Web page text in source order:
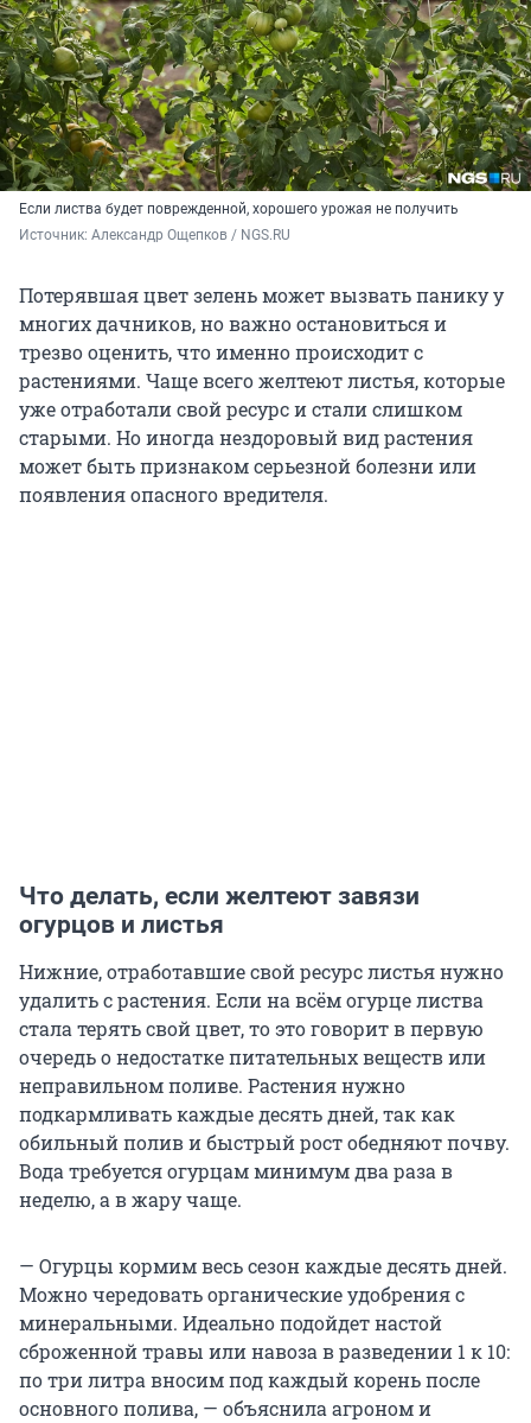
Если листва будет поврежденной, хорошего урожая не получить
Источник: Александр Ощепков / NGS.RU
Потерявшая цвет зелень может вызвать панику у
многих дачников, но важно остановиться и
трезво оценить, что именно происходит с
растениями. Чаще всего желтеют листья, которые
уже отработали свой ресурс и стали слишком
старыми. Но иногда нездоровый вид растения
может быть признаком серьезной болезни или
появления опасного вредителя.
Что делать, если желтеют завязи
огурцов и листья
Нижние, отработавшие свой ресурс листья нужно
удалить с растения. Если на всём огурце листва
стала терять свой цвет, то это говорит в первую
очередь о недостатке питательных веществ или
неправильном поливе. Растения нужно
подкармливать каждые десять дней, так как
обильный полив и быстрый рост обедняют почву.
Вода требуется огурцам минимум два раза в
неделю, а в жару чаще.
— Огурцы кормим весь сезон каждые десять дней.
Можно чередовать органические удобрения с
минеральными. Идеально подойдет настой
сброженной травы или навоза в разведении 1 к 10:
по три литра вносим под каждый корень после
основного полива, — объяснила агроном и